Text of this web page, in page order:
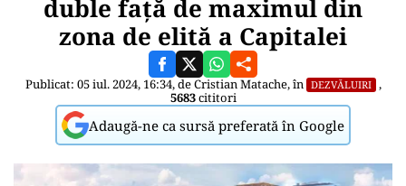
duble față de maximul din
zona de elită a Capitalei
Publicat: 05 iul. 2024, 16:34, deCristian Matache, în DEZVĂLUIRI ,
5683cititori
Adaugă-ne ca sursă preferată în Google